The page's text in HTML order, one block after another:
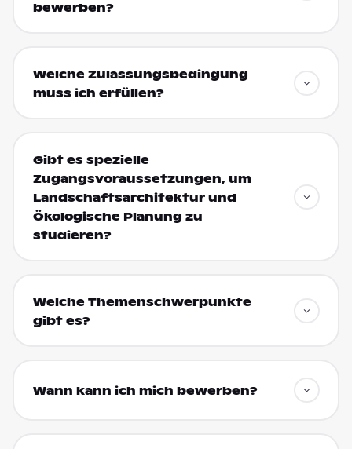
bewerben?
Welche Zulassungsbedingung
muss ich erfüllen?
Gibt es spezielle
Zugangsvoraussetzungen, um
Landschaftsarchitektur und
Ökologische Planung zu
studieren?
Welche Themenschwerpunkte
gibt es?
Wann kann ich mich bewerben?